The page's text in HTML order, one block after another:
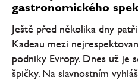
gastronomického
Ještě před několika dny
Kadeau mezi
podniky Evropy. Dnes už je
špičky. Na slavnostním